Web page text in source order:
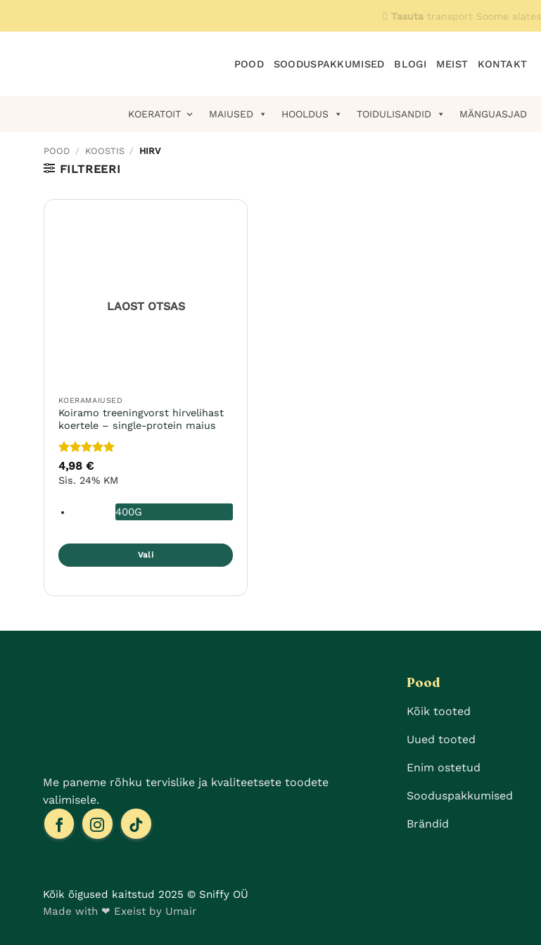
Tasuta transport Soome alates
POOD SOODUSPAKKUMISED BLOGI MEIST KONTAKT
KOERATOIT MAIUSED HOOLDUS TOIDULISANDID MÄNGUASJAD
POOD / KOOSTIS / HIRV
FILTREERI
LAOST OTSAS
KOERAMAIUSED
Koiramo treeningvorst hirvelihast
koertele – single-protein maius
Hinnanguga
5/ 5
4,98 €
Sis. 24% KM
400G
Vali
Me paneme rõhku tervislike ja kvaliteetsete toodete
valimisele.
Pood
Kõik tooted
Uued tooted
Enim ostetud
Sooduspakkumised
Brändid
Kõik õigused kaitstud 2025 © Sniffy OÜ
Made with ❤ Exeist by Umair